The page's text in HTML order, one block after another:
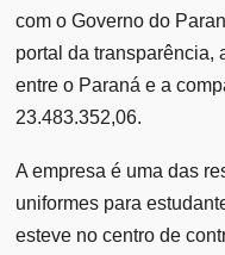
com o Governo do
portal da transparência,
entre o Paraná e a
23.483.352,06.
A empresa é uma das
uniformes para
esteve no centro de